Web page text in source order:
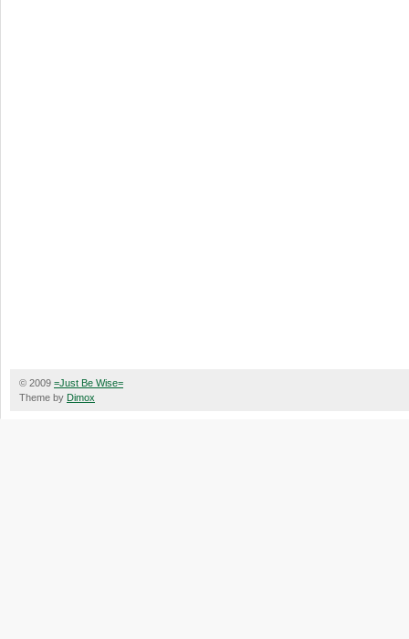
© 2009 =Just Be Wise=
Theme by Dimox